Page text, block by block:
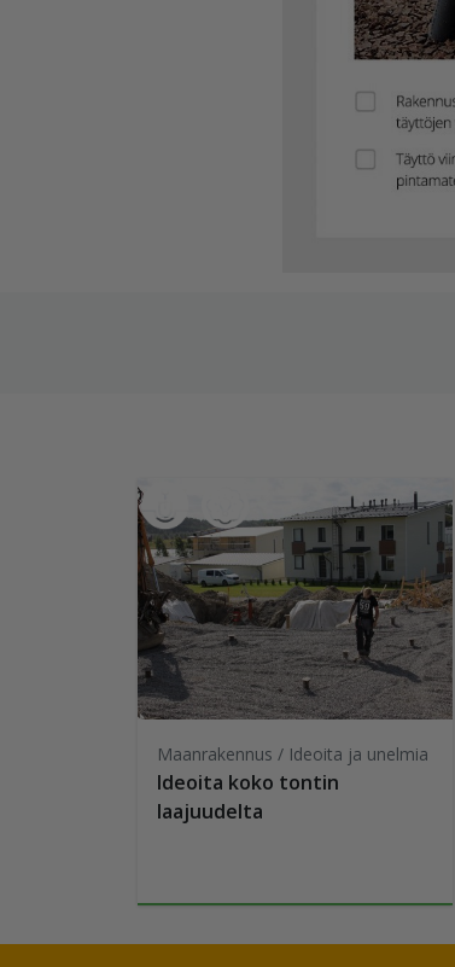
Maanrakennus / Ideoita ja unelmia
Ideoita koko tontin
laajuudelta